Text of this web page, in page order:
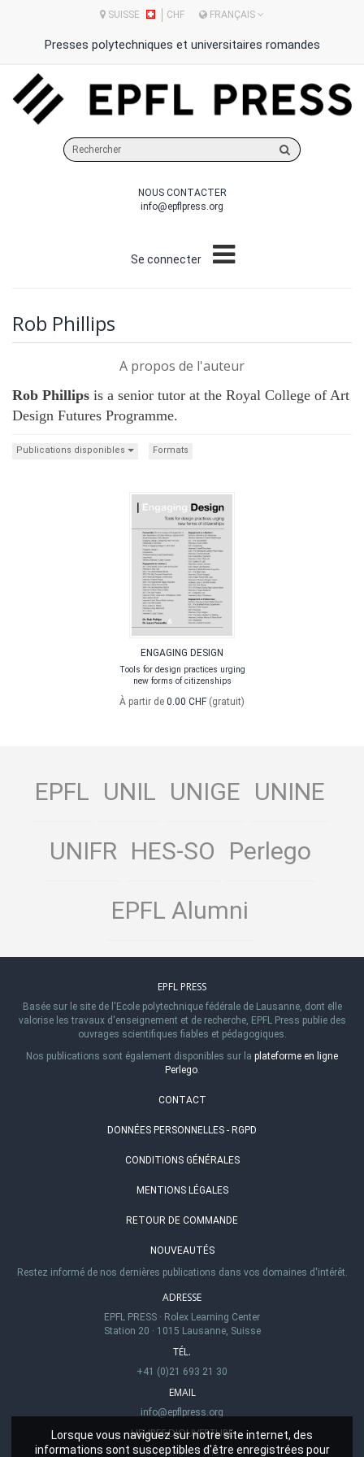
Lorsque vous naviguez sur notre site internet, des
informations sont susceptibles d'être enregistrées pour
SUISSE CHF FRANÇAIS
Presses polytechniques et universitaires romandes
sur
site
NOUS CONTACTER
info@epflpress.org
Se connecter
Rob Phillips
A propos de l'auteur
Rob Phillips is a senior tutor at the Royal College of Art
Design Futures Programme.
Publications disponibles Formats
ENGAGING DESIGN
Tools for design practices urging
new forms of citizenships
À partir de 0.00 CHF (gratuit)
EPFL UNIL UNIGE UNINE
UNIFR HES-SO Perlego
EPFL Alumni
EPFL PRESS
Basée sur le site de l'Ecole polytechnique fédérale de Lausanne, dont elle
valorise les travaux d'enseignement et de recherche, EPFL Press publie des
ouvrages scientifiques fiables et pédagogiques.
Nos publications sont également disponibles sur la plateforme en ligne
Perlego.
CONTACT
DONNÉES PERSONNELLES - RGPD
CONDITIONS GÉNÉRALES
MENTIONS LÉGALES
RETOUR DE COMMANDE
NOUVEAUTÉS
Restez informé de nos dernières publications dans vos domaines d'intérêt.
ADRESSE
EPFL PRESS · Rolex Learning Center
Station 20 · 1015 Lausanne, Suisse
TÉL.
+41 (0)21 693 21 30
EMAIL
info@epflpress.org
HEURES D'OUVERTURE
Lu-Ve 8h00 - 17h00